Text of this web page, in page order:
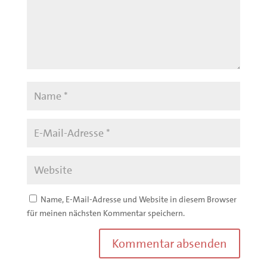
Name, E-Mail-Adresse und Website in diesem Browser
für meinen nächsten Kommentar speichern.